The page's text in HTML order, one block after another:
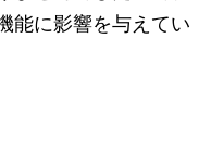
能に影響を与えてい